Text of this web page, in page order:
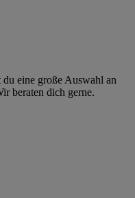
eine große Auswahl an
beraten dich gerne.